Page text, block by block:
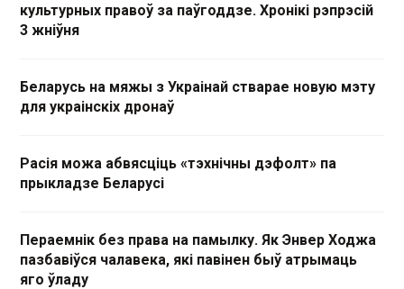
культурных правоў за паўгоддзе. Хронікі рэпрэсій
3 жніўня
Беларусь на мяжы з Украінай стварае новую мэту
для украінскіх дронаў
Расія можа абвясціць «тэхнічны дэфолт» па
прыкладзе Беларусі
Пераемнік без права на памылку. Як Энвер Ходжа
пазбавіўся чалавека, які павінен быў атрымаць
яго ўладу